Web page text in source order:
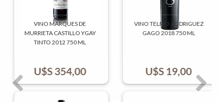
Previo
VINO MARQUES DE
MURRIETA CASTILLO YGAY
TINTO 2012 750 ML
U$S354,00
VINO TELMO RODRIGUEZ
GAGO 2018 750 ML
U$S19,00